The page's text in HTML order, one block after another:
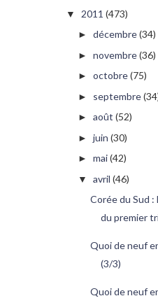
▼ 2011 (473)
► décembre(34)
► novembre(36)
► octobre(75)
► septembre
► août (52)
► juin (30)
► mai(42)
▼ avril (46)
Corée du Sud
du premier
Quoi de neuf
(3/3)
Quoi de neuf